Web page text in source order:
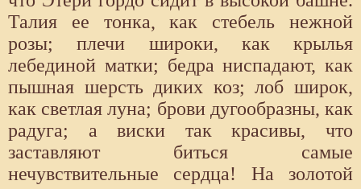
Талия ее тонка, как стебель нежной
розы; плечи широки, как крылья
лебединой матки; бедра ниспадают, как
пышная шерсть диких коз; лоб широк,
как светлая луна; брови дугообразны, как
радуга; а виски так красивы, что
заставляют биться самые
нечувствительные сердца! На золотой